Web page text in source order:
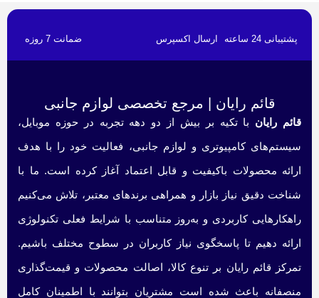
پشتیبانی 24 ساعته ارسال اکسپرس ضمانت 7 روزه
قائم رایان | مرجع تخصصی لوازم جانبی
قائم رایان با تکیه بر بیش از دو دهه تجربه در حوزه موبایل،
سیستم‌های کامپیوتری و لوازم جانبی، فعالیت خود را با هدف
ارائه محصولات باکیفیت و قابل اعتماد آغاز کرده است. ما با
شناخت دقیق نیاز بازار و همراهی برندهای معتبر، تلاش می‌کنیم
راهکارهایی کاربردی و به‌روز متناسب با شرایط فعلی تکنولوژی
ارائه دهیم تا پاسخگوی نیاز کاربران در سطوح مختلف باشیم.
تمرکز قائم رایان بر تنوع کالا، اصالت محصولات و قیمت‌گذاری
منصفانه باعث شده است مشتریان بتوانند با اطمینان کامل